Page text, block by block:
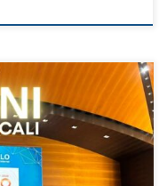
lo schermo!
da Roma –
un anniversario